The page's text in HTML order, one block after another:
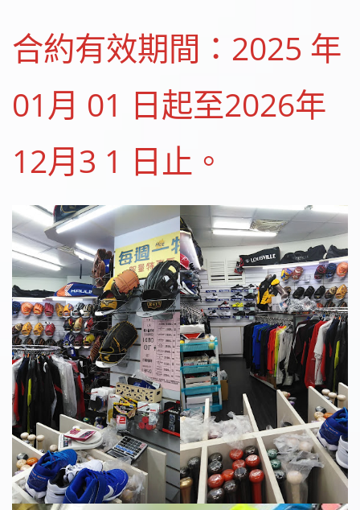
合約有效期間：2025 年
01月 01 日起至2026年
12月3 1 日止。